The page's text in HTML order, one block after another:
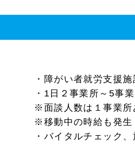
・障がい者就労支援
・1日２事業所～5事
※面談人数は１事業所
※移動中の時給も発生
・バイタルチェック